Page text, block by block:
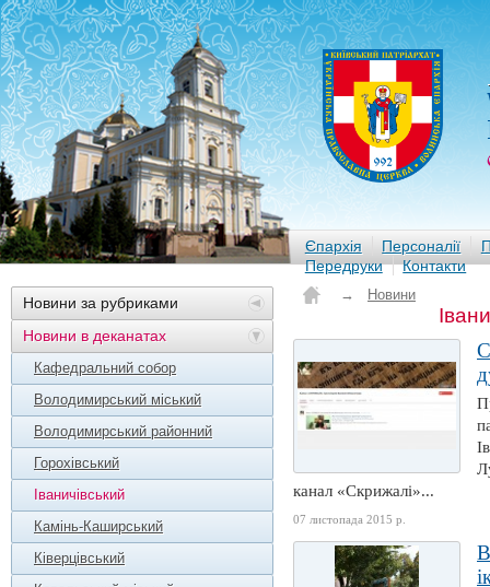
Єпархія Персоналії
Передруки
Контакти
Новини за рубриками
Новини в деканатах
Кафедральний собор
Володимирський міський
Володимирський районний
Горохівський
Іваничівський
Камінь-Каширський
Ківерцівський
→ Новини
канал «Скрижалі»...
07 листопада 2015 р.